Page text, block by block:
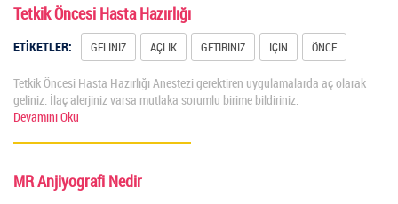
Tetkik Öncesi Hasta Hazırlığı
ETİKETLER: GELINIZ AÇLIK GETIRINIZ IÇIN ÖNCE
Tetkik Öncesi Hasta Hazırlığı Anestezi gerektiren uygulamalarda aç olarak
geliniz. İlaç alerjiniz varsa mutlaka sorumlu birime bildiriniz.
Devamını Oku
MR Anjiyografi Nedir